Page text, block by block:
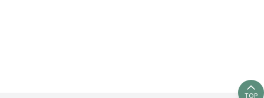
TOP